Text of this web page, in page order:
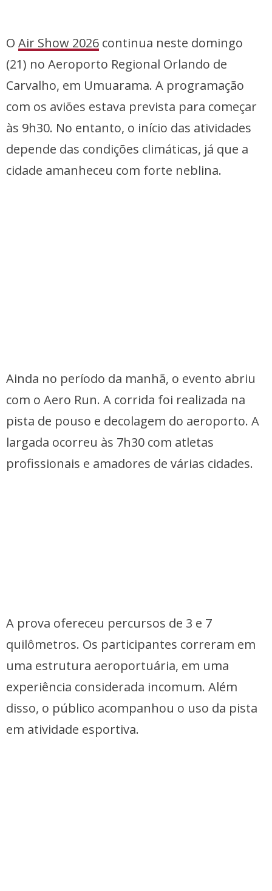
O Air Show 2026 continua neste domingo
(21) no Aeroporto Regional Orlando de
Carvalho, em Umuarama. A programação
com os aviões estava prevista para começar
às 9h30. No entanto, o início das atividades
depende das condições climáticas, já que a
cidade amanheceu com forte neblina.
Ainda no período da manhã, o evento abriu
com o Aero Run. A corrida foi realizada na
pista de pouso e decolagem do aeroporto. A
largada ocorreu às 7h30 com atletas
profissionais e amadores de várias cidades.
A prova ofereceu percursos de 3 e 7
quilômetros. Os participantes correram em
uma estrutura aeroportuária, em uma
experiência considerada incomum. Além
disso, o público acompanhou o uso da pista
em atividade esportiva.